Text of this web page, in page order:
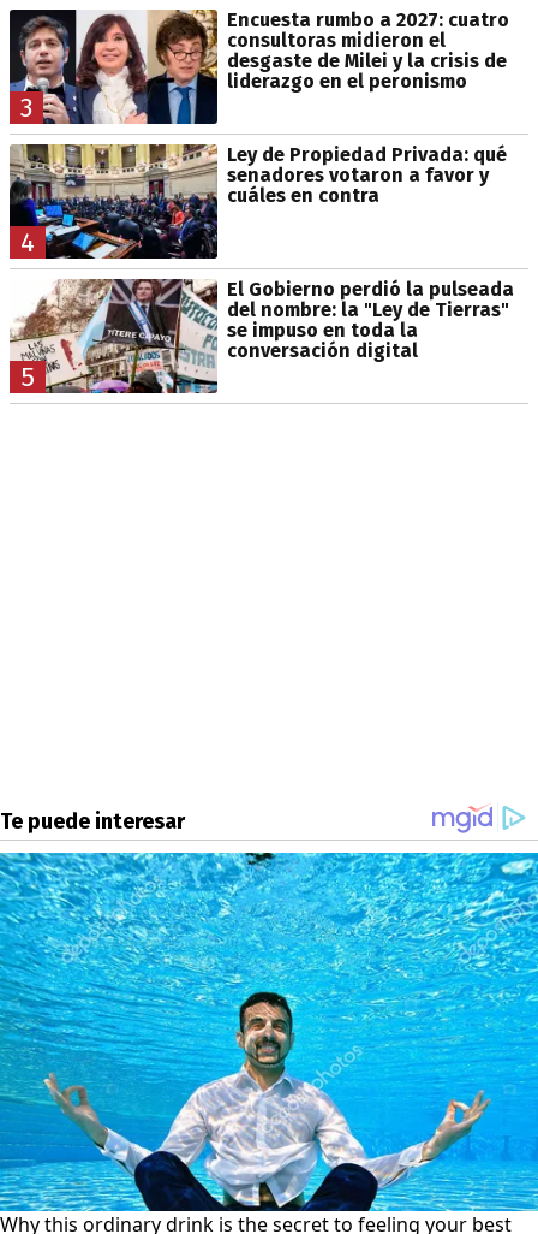
3
Encuesta rumbo a 2027: cuatro
consultoras midieron el
desgaste de Milei y la crisis de
liderazgo en el peronismo
4
Ley de Propiedad Privada: qué
senadores votaron a favor y
cuáles en contra
5
El Gobierno perdió la pulseada
del nombre: la "Ley de Tierras"
se impuso en toda la
conversación digital